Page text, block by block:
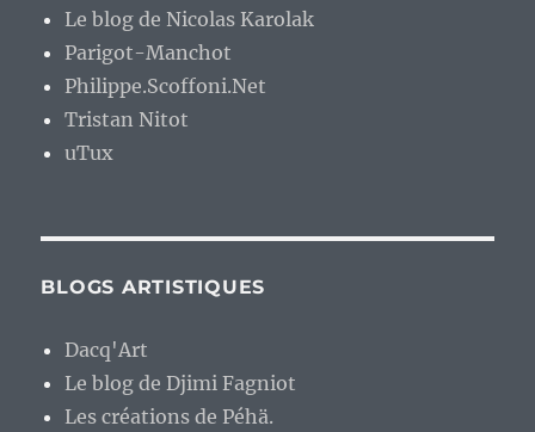
Le blog de Nicolas Karolak
Parigot-Manchot
Philippe.Scoffoni.Net
Tristan Nitot
uTux
BLOGS ARTISTIQUES
Dacq'Art
Le blog de Djimi Fagniot
Les créations de Péhä.